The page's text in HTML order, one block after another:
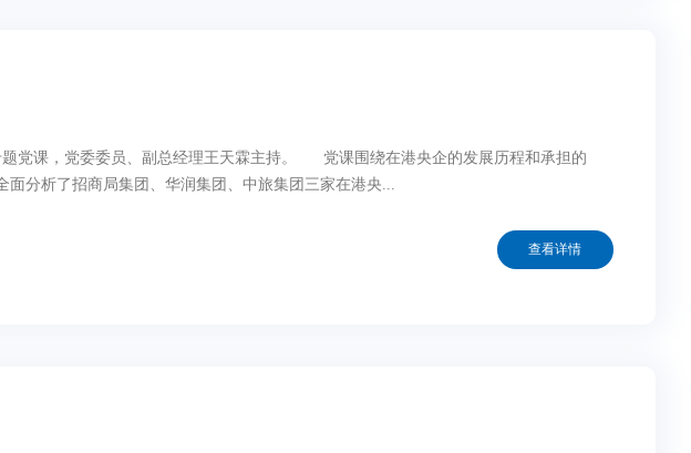
党课，党委委员、副总经理王天霖主持。 党课围绕在港央企的发展历程和承担的
分析了招商局集团、华润集团、中旅集团三家在港央...
查看详情